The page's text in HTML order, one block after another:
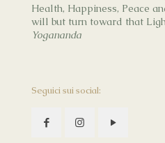
Health, Happiness, Peace
will but turn toward that
Yogananda
Seguici sui social: